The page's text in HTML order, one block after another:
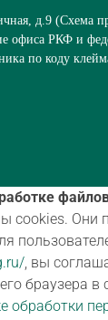
д.9 (Схема
офиса РКФ и
по коду
cookies. Они
, вы
браузера в
обработки